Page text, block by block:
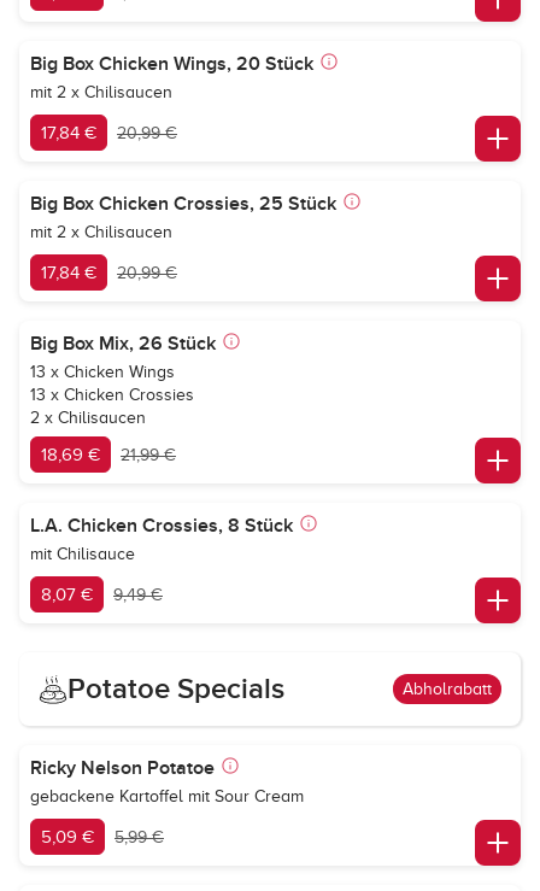
Big Box Chicken Wings, 20 Stück
mit 2 x Chilisaucen
17,84 € 20,99 €
Big Box Chicken Crossies, 25 Stück
mit 2 x Chilisaucen
17,84 € 20,99 €
Big Box Mix, 26 Stück
13 x Chicken Wings
13 x Chicken Crossies
2 x Chilisaucen
18,69 € 21,99 €
L.A. Chicken Crossies, 8 Stück
mit Chilisauce
8,07 € 9,49 €
Potatoe Specials Abholrabatt
Ricky Nelson Potatoe
gebackene Kartoffel mit Sour Cream
5,09 € 5,99 €